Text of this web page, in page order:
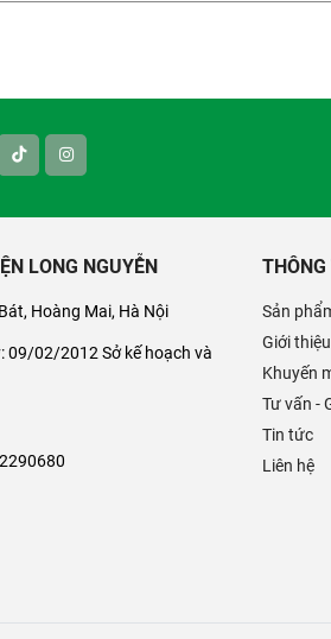
LONG NGUYỄN
Hoàng Mai, Hà Nội
09/02/2012 Sở kế hoạch và
Sản
Giới thiệu
Khuyến
Tư vấn -
Tin tức
Liên hệ